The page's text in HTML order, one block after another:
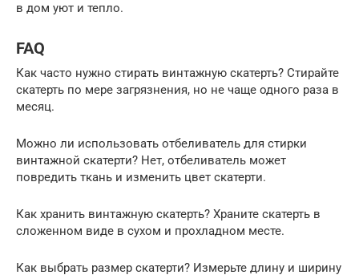
в дом уют и тепло.
FAQ
Как часто нужно стирать винтажную скатерть? Стирайте
скатерть по мере загрязнения, но не чаще одного раза в
месяц.
Можно ли использовать отбеливатель для стирки
винтажной скатерти? Нет, отбеливатель может
повредить ткань и изменить цвет скатерти.
Как хранить винтажную скатерть? Храните скатерть в
сложенном виде в сухом и прохладном месте.
Как выбрать размер скатерти? Измерьте длину и ширину